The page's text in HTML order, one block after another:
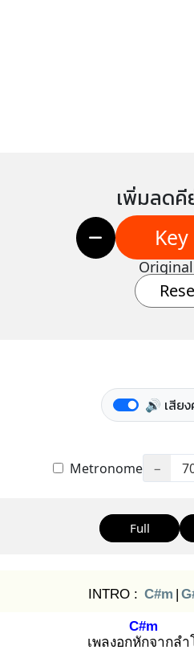
เพิ่มลดคี
Key
🔊 เสีย
Metronome −
Full
INTRO : C#m |
เพลงอกหัก
C#m
จากลำ